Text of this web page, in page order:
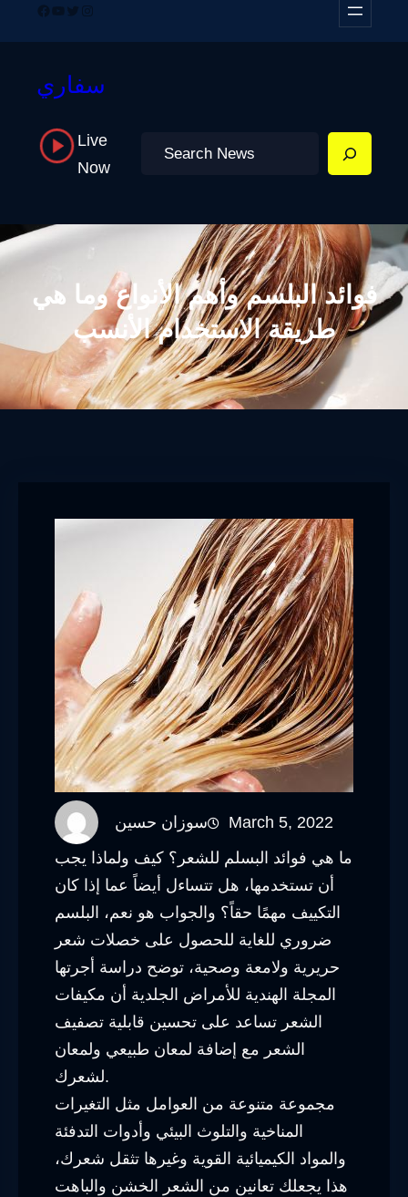
Facebook
YouTube
TwitterInstagram
سفاري
Live
Now
Search
فوائد البلسم وأهم الأنواع وما هي
طريقة الاستخدام الأنسب
سوزان حسين
March 5, 2022
ما هي فوائد البسلم للشعر؟ كيف ولماذا يجب
أن تستخدمها، هل تتساءل أيضاً عما إذا كان
التكييف مهمًا حقاً؟ والجواب هو نعم، البلسم
ضروري للغاية للحصول على خصلات شعر
حريرية ولامعة وصحية، توضح دراسة أجرتها
المجلة الهندية للأمراض الجلدية أن مكيفات
الشعر تساعد على تحسين قابلية تصفيف
الشعر مع إضافة لمعان طبيعي ولمعان
لشعرك.
مجموعة متنوعة من العوامل مثل التغيرات
المناخية والتلوث البيئي وأدوات التدفئة
والمواد الكيميائية القوية وغيرها تثقل شعرك،
هذا يجعلك تعانين من الشعر الخشن والباهت